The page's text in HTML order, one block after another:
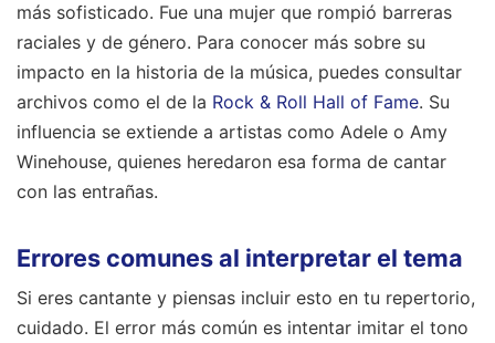
más sofisticado. Fue una mujer que rompió barreras
raciales y de género. Para conocer más sobre su
impacto en la historia de la música, puedes consultar
archivos como el de la Rock & Roll Hall of Fame. Su
influencia se extiende a artistas como Adele o Amy
Winehouse, quienes heredaron esa forma de cantar
con las entrañas.
Errores comunes al interpretar el tema
Si eres cantante y piensas incluir esto en tu repertorio,
cuidado. El error más común es intentar imitar el tono